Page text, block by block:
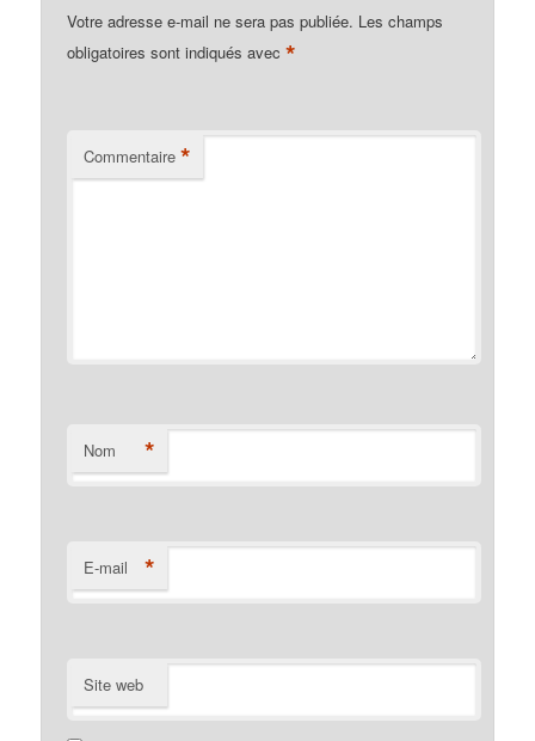
Votre adresse e-mail ne sera pas publiée. Les champs
obligatoires sont indiqués avec*
Commentaire *
Nom *
E-mail *
Site web